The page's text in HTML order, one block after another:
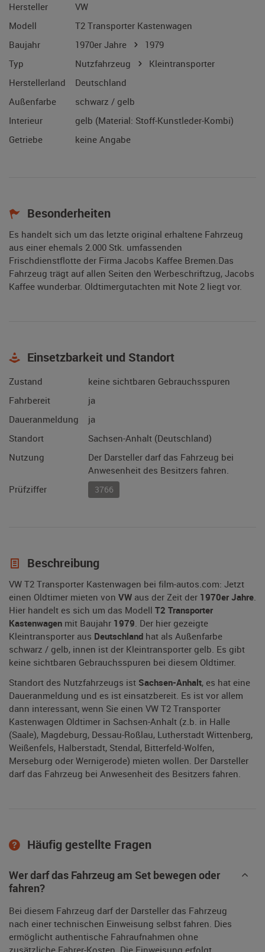
Hersteller
VW
Modell
T2 Transporter Kastenwagen
Baujahr
1970er Jahre
1979
Typ
Nutzfahrzeug
Kleintransporter
Herstellerland
Deutschland
Außenfarbe
schwarz / gelb
Interieur
gelb (Material: Stoff-Kunstleder-Kombi)
Getriebe
keine Angabe
Besonderheiten
Es handelt sich um das letzte original erhaltene Fahrzeug
aus einer ehemals 2.000 Stk. umfassenden
Frischdienstflotte der Firma Jacobs Kaffee Bremen.Das
Fahrzeug trägt auf allen Seiten den Werbeschriftzug, Jacobs
Kaffee wunderbar. Oldtimergutachten mit Note 2 liegt vor.
Einsetzbarkeit und Standort
Zustand
keine sichtbaren Gebrauchsspuren
Fahrbereit
ja
Daueranmeldung
ja
Standort
Sachsen-Anhalt (Deutschland)
Nutzung
Der Darsteller darf das Fahrzeug bei
Anwesenheit des Besitzers fahren.
Prüfziffer
3766
Beschreibung
VW T2 Transporter Kastenwagen bei film-autos.com: Jetzt
einen Oldtimer mieten von VW aus der Zeit der 1970er Jahre.
Hier handelt es sich um das Modell T2 Transporter
Kastenwagen mit Baujahr 1979. Der hier gezeigte
Kleintransporter aus Deutschland hat als Außenfarbe
schwarz / gelb, innen ist der Kleintransporter gelb. Es gibt
keine sichtbaren Gebrauchsspuren bei diesem Oldtimer.
Standort des Nutzfahrzeugs ist Sachsen-Anhalt, es hat eine
Daueranmeldung und es ist einsatzbereit. Es ist vor allem
dann interessant, wenn Sie einen VW T2 Transporter
Kastenwagen Oldtimer in Sachsen-Anhalt (z.b. in Halle
(Saale), Magdeburg, Dessau-Roßlau, Lutherstadt Wittenberg,
Weißenfels, Halberstadt, Stendal, Bitterfeld-Wolfen,
Merseburg oder Wernigerode) mieten wollen. Der Darsteller
darf das Fahrzeug bei Anwesenheit des Besitzers fahren.
Häufig gestellte Fragen
Wer darf das Fahrzeug am Set bewegen oder
fahren?
Bei diesem Fahrzeug darf der Darsteller das Fahrzeug
nach einer technischen Einweisung selbst fahren. Dies
ermöglicht authentische Fahraufnahmen ohne